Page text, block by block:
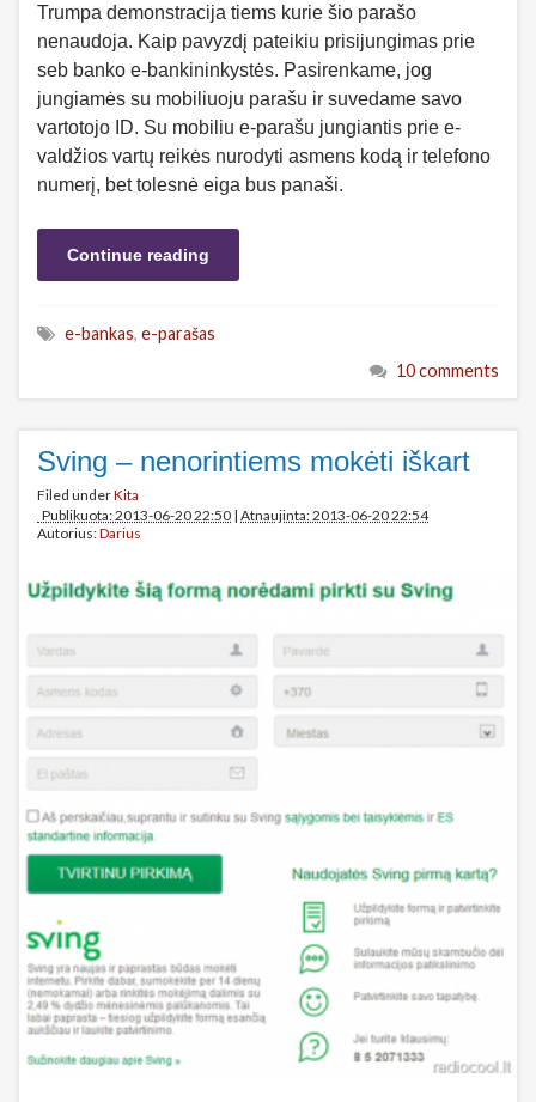
Trumpa demonstracija tiems kurie šio parašo
nenaudoja. Kaip pavyzdį pateikiu prisijungimas prie
seb banko e-bankininkystės. Pasirenkame, jog
jungiamės su mobiliuoju parašu ir suvedame savo
vartotojo ID. Su mobiliu e-parašu jungiantis prie e-
valdžios vartų reikės nurodyti asmens kodą ir telefono
numerį, bet tolesnė eiga bus panaši.
Continue reading
e-bankas, e-parašas
10 comments
Sving – nenorintiems mokėti iškart
Filed underKita
Publikuota: 2013-06-20 22:50 | Atnaujinta: 2013-06-20 22:54
Autorius:Darius